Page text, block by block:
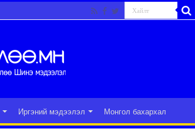
Иргэний мэдээлэл Монгол бахархал